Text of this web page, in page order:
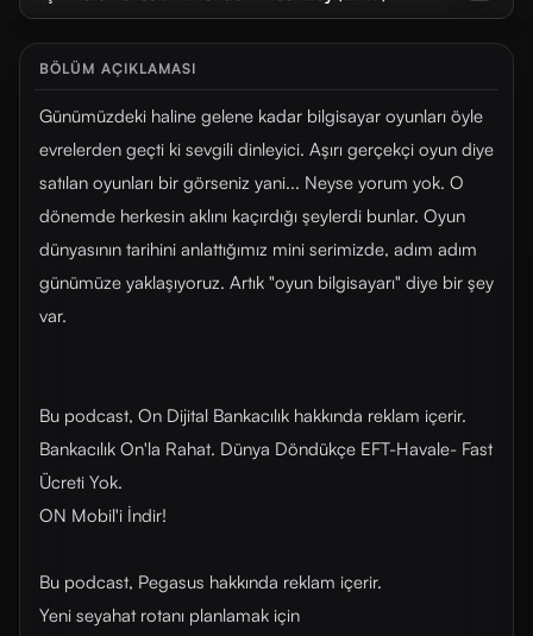
BÖLÜM AÇIKLAMASI
Günümüzdeki haline gelene kadar bilgisayar oyunları öyle
evrelerden geçti ki sevgili dinleyici. Aşırı gerçekçi oyun diye
satılan oyunları bir görseniz yani... Neyse yorum yok. O
dönemde herkesin aklını kaçırdığı şeylerdi bunlar. Oyun
dünyasının tarihini anlattığımız mini serimizde, adım adım
günümüze yaklaşıyoruz. Artık "oyun bilgisayarı" diye bir şey
var.
Bu podcast, On Dijital Bankacılık hakkında reklam içerir.
Bankacılık On'la Rahat. Dünya Döndükçe EFT-Havale- Fast
Ücreti Yok.
ON Mobil'i İndir!
Bu podcast, Pegasus hakkında reklam içerir.
Yeni seyahat rotanı planlamak için